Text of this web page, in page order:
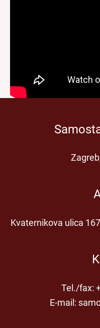
Kvaternikova ulica
Tel./fax:
E-mail: